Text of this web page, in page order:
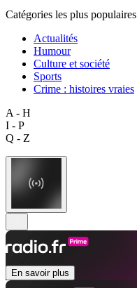
Catégories les plus populaires
Actualités
Humour
Culture et société
Sports
Crime : histoires vraies
A - H
I - P
Q - Z
En savoir plus